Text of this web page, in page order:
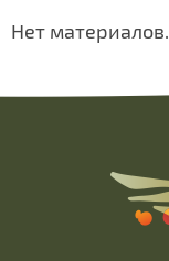
Нет материалов.